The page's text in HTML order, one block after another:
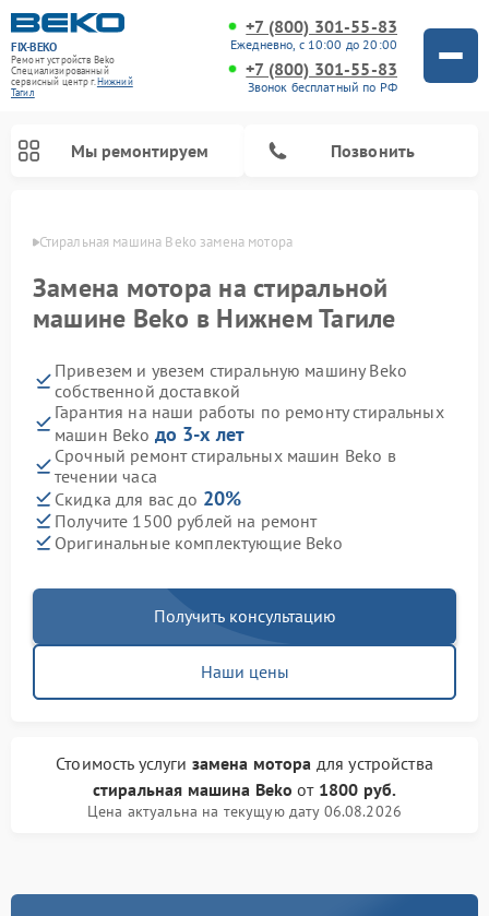
FIX-BEKO
Ремонт устройств Beko
Специализированный
cервисный центр г.Нижний
Тагил
+7 (800) 301-55-83
Ежедневно, с 10:00 до 20:00
+7 (800) 301-55-83
Звонок бесплатный по РФ
Мы ремонтируем Позвонить
Стиральная машина Beko замена мотора
Замена мотора на стиральной
машине Beko в Нижнем Тагиле
Привезем и увезем стиральную машину Beko
собственной доставкой
Гарантия на наши работы по ремонту стиральных
машин Beko до 3-х лет
Срочный ремонт стиральных машин Beko в
течении часа
Скидка для вас до 20%
Получите 1500 рублей на ремонт
Оригинальные комплектующие Beko
Получить консультацию
Наши цены
Стоимость услуги замена мотора для устройства
стиральная машина Beko от 1800 руб.
Цена актуальна на текущую дату 06.08.2026